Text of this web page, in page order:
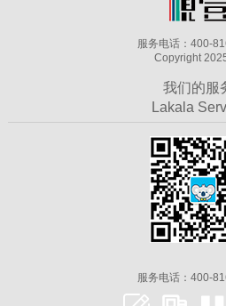
服务电话：400-
Copyright
我们的服
Lakala
服务电话：400-